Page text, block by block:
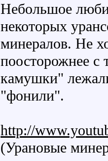
Небольшое
некоторых
минералов. Не
поосторожнее с
камушки"
"фонили".
http://
(Урановые